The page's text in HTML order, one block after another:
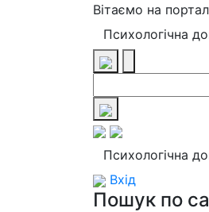
Вітаємо на
Психологічна
Психологічна
Вхід
Пошук по